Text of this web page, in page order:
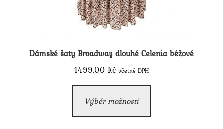
Dámské šaty Broadway dlouhé Celenia béžové
1499.00 Kč včetně DPH
Výběr možností
má